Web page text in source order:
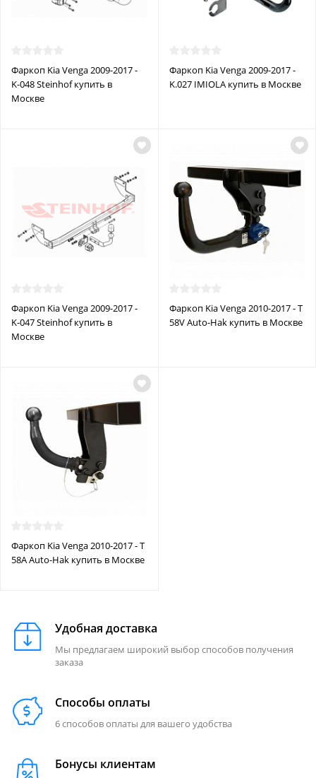
Фаркоп Kia Venga 2009-2017 -
K-048 Steinhof купить в
Москве
Фаркоп Kia Venga 2009-2017 -
K.027 IMIOLA купить в Москве
Фаркоп Kia Venga 2009-2017 -
K-047 Steinhof купить в
Москве
Фаркоп Kia Venga 2010-2017 - T
58V Auto-Hak купить в Москве
Фаркоп Kia Venga 2010-2017 - T
58A Auto-Hak купить в Москве
Удобная доставка
Мы предлагаем широкий выбор способов получения
заказа
Способы оплаты
6 способов оплаты для вашего удобства
Бонусы клиентам